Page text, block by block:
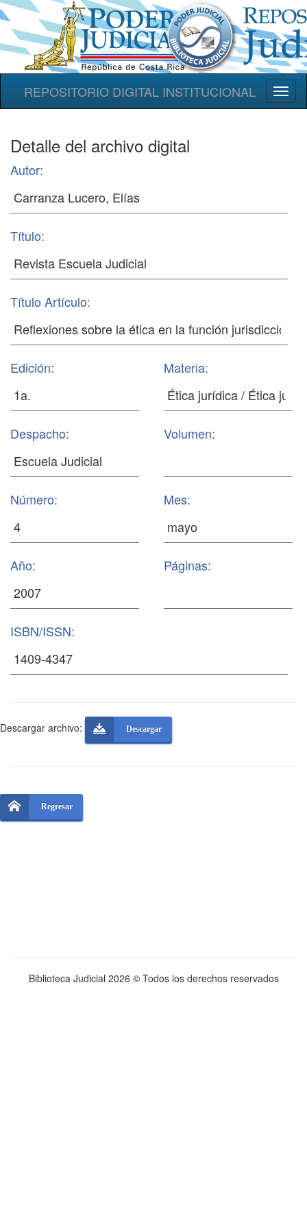
REPOSITORIO DIGITAL INSTITUCIONAL
Detalle del archivo digital
Autor:
Título:
Título Artículo:
Edición: Materia:
Despacho: Volumen:
Número: Mes:
Año: Páginas:
ISBN/ISSN:
Descargar archivo: Descargar
Regresar
Biblioteca Judicial 2026 © Todos los derechos reservados